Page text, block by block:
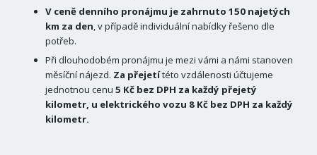
V ceně denního pronájmu je zahrnuto 150 najetých
km za den, v případě individuální nabídky řešeno dle
potřeb.
Při dlouhodobém pronájmu je mezi vámi a námi stanoven
měsíční nájezd. Za přejetítéto vzdálenosti účtujeme
jednotnou cenu 5 Kč bez DPH za každý přejetý
kilometr, u elektrického vozu 8 Kč bez DPH za každý
kilometr.